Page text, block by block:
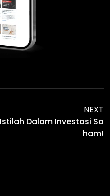
NEXT
Istilah Dalam Investasi Sa
Ham!